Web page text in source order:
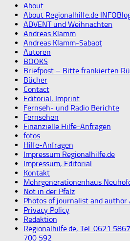
About
About Regionalhilfe.de
ADVENT und Weihnachten
Andreas Klamm
Andreas Klamm-Sabaot
Autoren
BOOKS
Briefpost – Bitte frankierten
Bücher
Contact
Editorial, Imprint
Fernseh- und Radio Berichte
Fernsehen
Finanzielle Hilfe-Anfragen
fotos
Hilfe-Anfragen
Impressum Regionalhilfe.de
Impressum, Editorial
Kontakt
Mehrgenerationenhaus
Not in der Pfalz
Photos of journalist and author
Privacy Policy
Redaktion
Regionalhilfe.de, Tel. 0621
700 592